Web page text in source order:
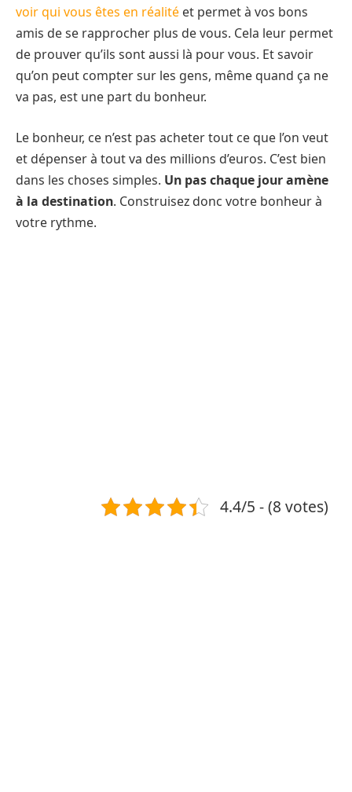
voir qui vous êtes en réalité et permet à vos bons
amis de se rapprocher plus de vous. Cela leur permet
de prouver qu’ils sont aussi là pour vous. Et savoir
qu’on peut compter sur les gens, même quand ça ne
va pas, est une part du bonheur.
Le bonheur, ce n’est pas acheter tout ce que l’on veut
et dépenser à tout va des millions d’euros. C’est bien
dans les choses simples. Un pas chaque jour amène
à la destination. Construisez donc votre bonheur à
votre rythme.
4.4/5 - (8 votes)